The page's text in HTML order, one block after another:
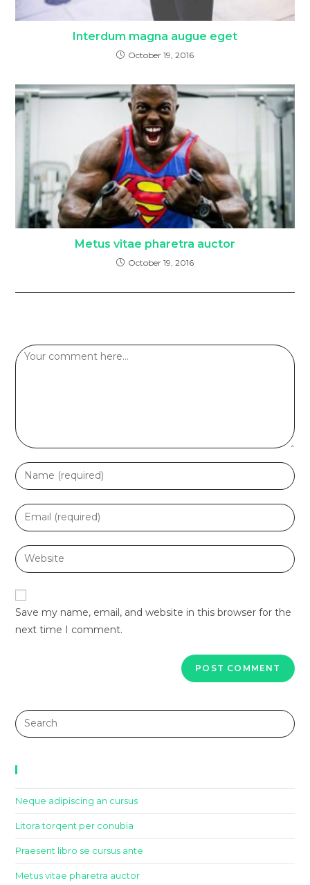
Interdum magna augue eget
October 19, 2016
Metus vitae pharetra auctor
October 19, 2016
Save my name, email, and website in this browser for the
next time I comment.
Neque adipiscing an cursus
Litora torqent per conubia
Praesent libro se cursus ante
Metus vitae pharetra auctor